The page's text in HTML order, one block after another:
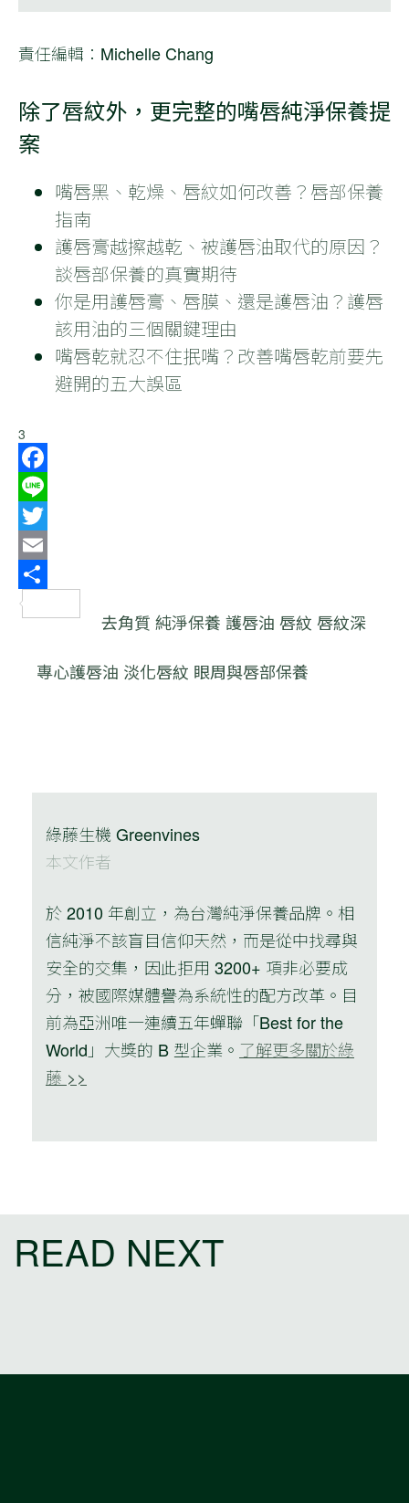
責任編輯：Michelle Chang
除了唇紋外，更完整的嘴唇純淨保養提
案
嘴唇黑、乾燥、唇紋如何改善？唇部保養
指南
護唇膏越擦越乾、被護唇油取代的原因？
談唇部保養的真實期待
你是用護唇膏、唇膜、還是護唇油？護唇
該用油的三個關鍵理由
嘴唇乾就忍不住抿嘴？改善嘴唇乾前要先
避開的五大誤區
3
Facebook
Line
Twitter
Email
去角質 純淨保養 護唇油 唇紋 唇紋深
專心護唇油 淡化唇紋 眼周與唇部保養
綠藤生機 Greenvines
本文作者
於 2010 年創立，為台灣純淨保養品牌。相
信純淨不該盲目信仰天然，而是從中找尋與
安全的交集，因此拒用 3200+ 項非必要成
分，被國際媒體譽為系統性的配方改革。目
前為亞洲唯一連續五年蟬聯「Best for the
World」大獎的 B 型企業。 了解更多關於綠
藤 >>
READ NEXT